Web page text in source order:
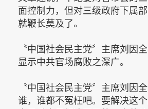
面控制力，但对三级政府下属
就鞭长莫及了。
〝中国社会民主党〞主席刘因
显示中共官场腐败之深广。
〝中国社会民主党〞主席刘因
谁，谁都不冤枉吧。要解决这